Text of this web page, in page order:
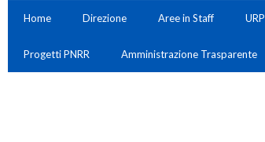
Home Direzione Aree in Staff URP
Progetti PNRR Amministrazione Trasparente